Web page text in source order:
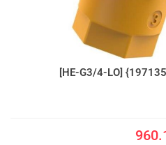
[HE-G3/4-LO]